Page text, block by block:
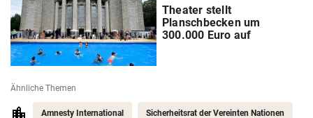
Theater stellt
Planschbecken um
300.000 Euro auf
Ähnliche Themen
Amnesty International Sicherheitsrat der Vereinten Nationen